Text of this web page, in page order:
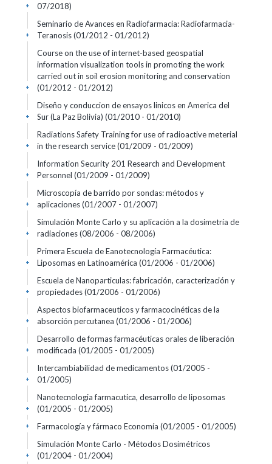
07/2018)
+
Seminario de Avances en Radiofarmacia: Radiofarmacia-
Teranosis(01/2012 - 01/2012)
+
Course on the use of internet-based geospatial
information visualization tools in promoting the work
carried out in soil erosion monitoring and conservation
(01/2012 - 01/2012)
+
Diseño y conduccion de ensayos linicos en America del
Sur (La Paz Bolivia) (01/2010 - 01/2010)
+
Radiations Safety Training for use of radioactive meterial
in the research service(01/2009 - 01/2009)
+
Information Security 201 Research and Development
Personnel (01/2009 - 01/2009)
+
Microscopía de barrido por sondas: métodos y
aplicaciones(01/2007 - 01/2007)
+
Simulación Monte Carlo y su aplicación a la dosimetría de
radiaciones(08/2006 - 08/2006)
+
Primera Escuela de Eanotecnología Farmacéutica:
Liposomas en Latinoamérica (01/2006 - 01/2006)
+
Escuela de Nanoparticulas: fabricación, caracterización y
propiedades(01/2006 - 01/2006)
+
Aspectos biofarmaceuticos y farmacocinéticas de la
absorción percutanea (01/2006 - 01/2006)
+
Desarrollo de formas farmacéuticas orales de liberación
modificada (01/2005 - 01/2005)
+
Intercambiabilidad de medicamentos(01/2005 -
01/2005)
+
Nanotecnologia farmacutica, desarrollo de liposomas
(01/2005 - 01/2005)
+
Farmacología y fármaco Economía (01/2005 - 01/2005)
+
Simulación Monte Carlo - Métodos Dosimétricos
(01/2004 - 01/2004)
+